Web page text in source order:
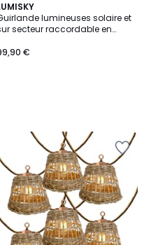
lumineuses solaire et
secteur raccordable en
LED blanc chaud
€